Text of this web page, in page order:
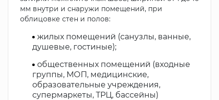
мм внутри и снаружи помещений, при
облицовке стен и полов:
жилых помещений (санузлы, ванные,
душевые, гостиные);
общественных помещений (входные
группы, МОП, медицинские,
образовательные учреждения,
супермаркеты, ТРЦ, бассейны)